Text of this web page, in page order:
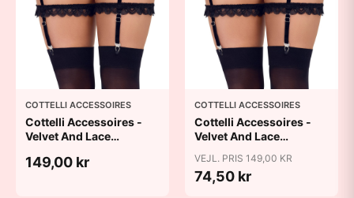
COTTELLI ACCESSOIRES
Cottelli Accessoires -
Velvet And Lace
Black - L/XL
149,00 kr
COTTELLI ACCESSOIRES
Cottelli Accessoires -
Velvet And Lace
Black - S/M
VEJL. PRIS 149,00 KR
74,50 kr